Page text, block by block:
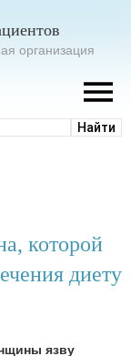
организация
которой
диету
язву